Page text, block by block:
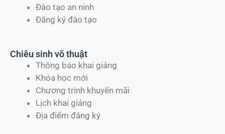
Đào tạo an ninh
Đăng ký đào tạo
Chiêu sinh võ thuật
Thông báo khai giảng
Khóa học mới
Chương trình khuyến mãi
Lịch khai giảng
Địa điểm đăng ký